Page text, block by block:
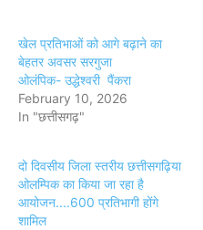
खेल प्रतिभाओं को आगे बढ़ाने का
बेहतर अवसर सरगुजा
ओलंपिक- उद्धेश्वरी पैंकरा
February 10, 2026
In "छत्तीसगढ़"
दो दिवसीय जिला स्तरीय छत्तीसगढ़िया
ओलम्पिक का किया जा रहा है
आयोजन....600 प्रतिभागी होंगे
शामिल